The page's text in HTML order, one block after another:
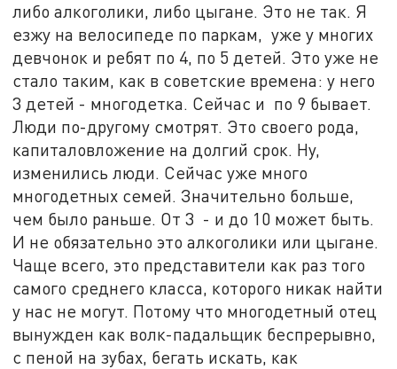
либо алкоголики, либо цыгане. Это не так. Я
езжу на велосипеде по паркам, уже у многих
девчонок и ребят по 4, по 5 детей. Это уже не
стало таким, как в советские времена: у него
3 детей - многодетка. Сейчас и по 9 бывает.
Люди по-другому смотрят. Это своего рода,
капиталовложение на долгий срок. Ну,
изменились люди. Сейчас уже много
многодетных семей. Значительно больше,
чем было раньше. От 3 - и до 10 может быть.
И не обязательно это алкоголики или цыгане.
Чаще всего, это представители как раз того
самого среднего класса, которого никак найти
у нас не могут. Потому что многодетный отец
вынужден как волк-падальщик беспрерывно,
с пеной на зубах, бегать искать, как